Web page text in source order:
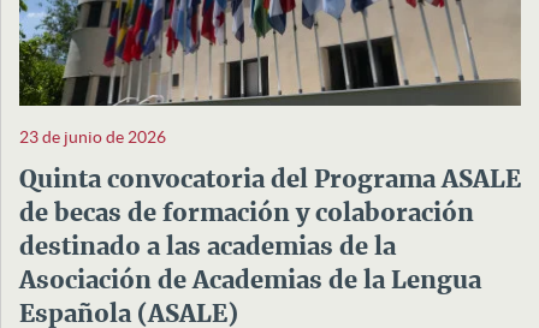
23 de junio de 2026
Quinta convocatoria del Programa ASALE
de becas de formación y colaboración
destinado a las academias de la
Asociación de Academias de la Lengua
Española (ASALE)